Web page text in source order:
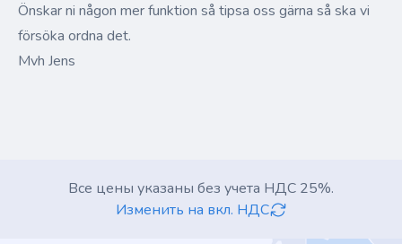
Önskar ni någon mer funktion så tipsa oss gärna så ska vi
försöka ordna det.
Mvh Jens
Все цены указаны без учета НДС 25%.
Изменить на вкл. НДС